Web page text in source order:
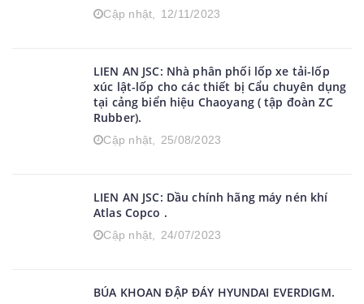
Cập nhật, 12/11/2023
LIEN AN JSC: Nhà phân phối lốp xe tải-lốp
xúc lật-lốp cho các thiết bị Cẩu chuyên dụng
tại cảng biển hiệu Chaoyang ( tập đoàn ZC
Rubber).
Cập nhật, 25/08/2023
LIEN AN JSC: Dầu chính hãng máy nén khí
Atlas Copco .
Cập nhật, 24/07/2023
BÚA KHOAN ĐẬP ĐÁY HYUNDAI EVERDIGM.